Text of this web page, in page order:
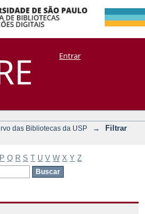
por:
+ CoriscoEntrar
das Bibliotecas da USP →
Filtrar
P Q R S T U V W X Y Z